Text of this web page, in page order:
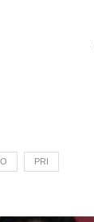
PRI